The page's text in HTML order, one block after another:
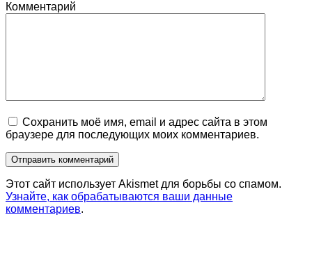
Комментарий
Сохранить моё имя, email и адрес сайта в этом
браузере для последующих моих комментариев.
Этот сайт использует Akismet для борьбы со спамом.
Узнайте, как обрабатываются ваши данные
комментариев.